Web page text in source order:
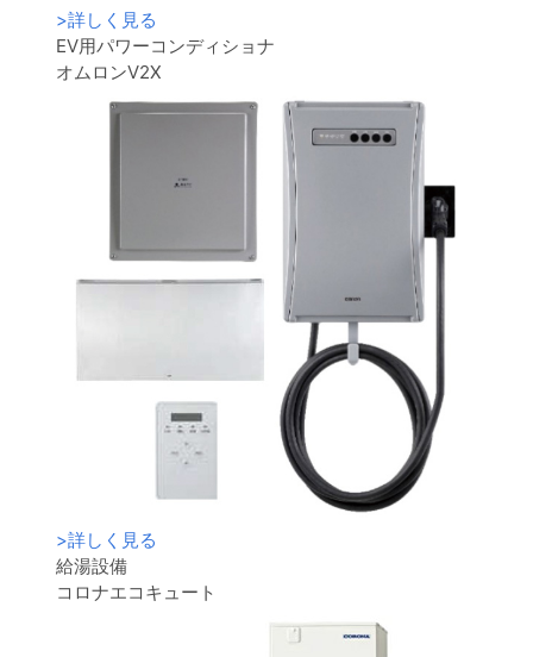
>詳しく見る
EV用パワーコンディショナ
オムロンV2X
>詳しく見る
給湯設備
コロナエコキュート